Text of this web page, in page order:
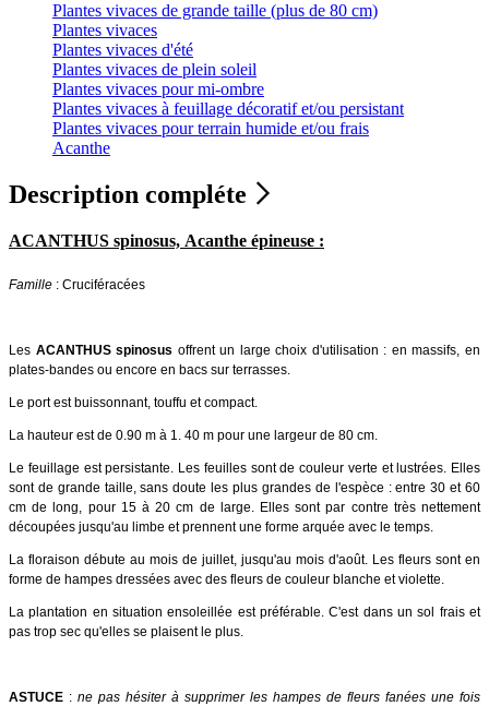
Plantes vivaces de grande taille (plus de 80 cm)
Plantes vivaces
Plantes vivaces d'été
Plantes vivaces de plein soleil
Plantes vivaces pour mi-ombre
Plantes vivaces à feuillage décoratif et/ou persistant
Plantes vivaces pour terrain humide et/ou frais
Acanthe
Description compléte
ACANTHUS spinosus, Acanthe épineuse :
Famille : Cruciféracées
Les ACANTHUS spinosus offrent un large choix d'utilisation : en massifs, en
plates-bandes ou encore en bacs sur terrasses.
Le port est buissonnant, touffu et compact.
La hauteur est de 0.90 m à 1. 40 m pour une largeur de 80 cm.
Le feuillage est persistante. Les feuilles sont de couleur verte et lustrées. Elles
sont de grande taille, sans doute les plus grandes de l'espèce : entre 30 et 60
cm de long, pour 15 à 20 cm de large. Elles sont par contre très nettement
découpées jusqu'au limbe et prennent une forme arquée avec le temps.
La floraison débute au mois de juillet, jusqu'au mois d'août. Les fleurs sont en
forme de hampes dressées avec des fleurs de couleur blanche et violette.
La plantation en situation ensoleillée est préférable. C'est dans un sol frais et
pas trop sec qu'elles se plaisent le plus.
ASTUCE : ne pas hésiter à supprimer les hampes de fleurs fanées une fois